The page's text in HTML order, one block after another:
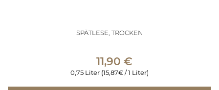
SPÄTLESE, TROCKEN
11,90 €
0,75 Liter (15,87€ / 1 Liter)